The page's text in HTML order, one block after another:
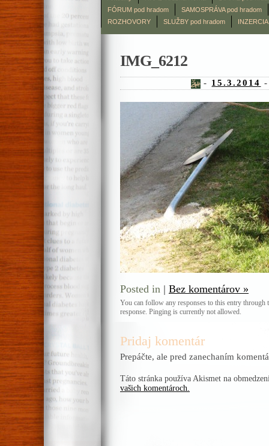
FÓRUM pod hradom
SAMOSPRÁVA pod hradom
ROZHOVORY
SLUŽBY pod hradom
IMG_6212
- 15.3.2014
Posted in | Bez komentárov »
You can follow any responses to this entry through
response. Pinging is currently not allowed.
Pridaj komentár
Prepáčte, ale pred zanechaním
Táto stránka používa Akismet na
vašich komentároch.